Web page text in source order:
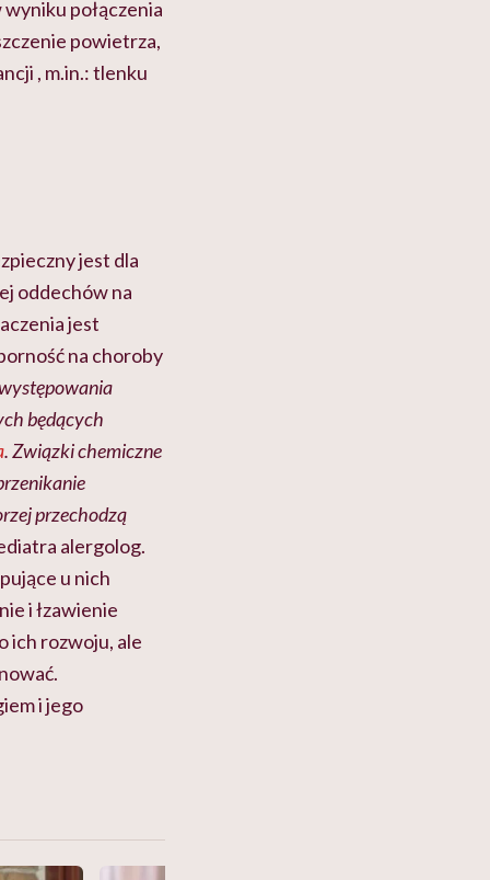
połączenia
powietrza,
, m.in.: tlenku
jest dla
oddechów na
jest
na choroby
będących
. Związki chemiczne
przechodzą
alergolog.
u nich
i łzawienie
ich rozwoju, ale
i jego